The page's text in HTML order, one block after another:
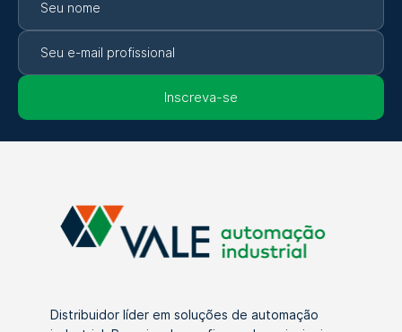
Inscreva-se
Distribuidor líder em soluções de automação